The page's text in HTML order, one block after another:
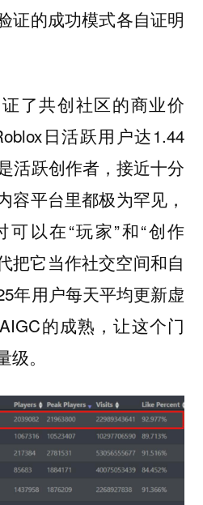
证的成功模式各自证明
了共创社区的商业价
日活跃用户达1.44
活跃创作者，接近十分
容平台里都极为罕见，
以在“玩家”和“创作
把它当作社交空间和自
年用户每天平均更新虚
的成熟，让这个门
。